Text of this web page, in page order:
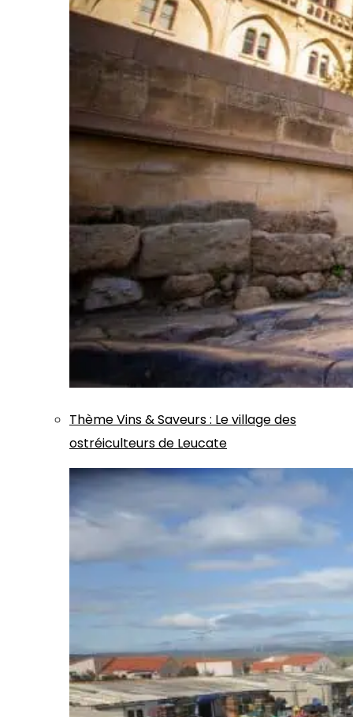
ThèmeVins & Saveurs: Le village des
ostréiculteurs de Leucate